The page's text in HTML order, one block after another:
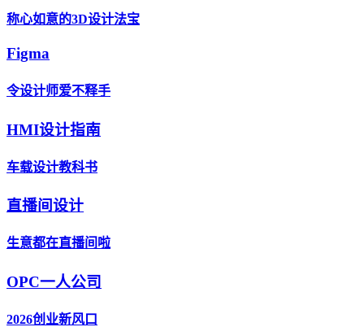
称心如意的3D设计法宝
Figma
令设计师爱不释手
HMI设计指南
车载设计教科书
直播间设计
生意都在直播间啦
OPC一人公司
2026创业新风口